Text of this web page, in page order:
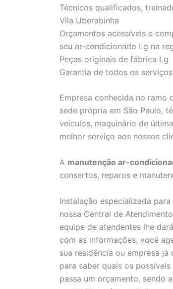
Técnicos qualificados,
Vila Uberabinha
Orçamentos acessíveis e
seu ar-condicionado Lg na
Peças originais de fábrica Lg
Garantia de todos os
Empresa conhecida no ramo
sede própria em São Paulo,
veículos, maquinário de
melhor serviço aos nossos
A manutenção ar-
consertos, reparos e
Instalação especializada
nossa Central de
equipe de atendentes lhe
com as informações, você
sua residência ou empresa
para saber quais os
passa um orçamento, sendo